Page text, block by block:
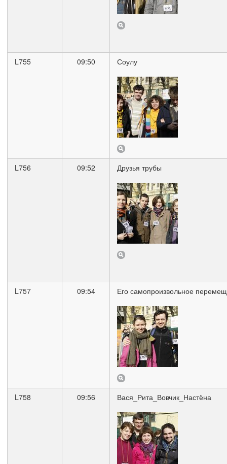
L755 09:50 Соулу
L756 09:52 Друзья трубы
L757 09:54 Его самопроизвольное
L758 09:56 Вася_Рита_Вовчик_Настёна